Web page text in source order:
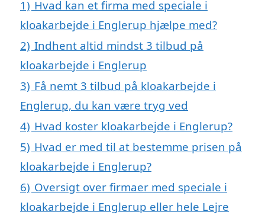
1) Hvad kan et firma med speciale i
kloakarbejde i Englerup hjælpe med?
2) Indhent altid mindst 3 tilbud på
kloakarbejde i Englerup
3) Få nemt 3 tilbud på kloakarbejde i
Englerup, du kan være tryg ved
4) Hvad koster kloakarbejde i Englerup?
5) Hvad er med til at bestemme prisen på
kloakarbejde i Englerup?
6) Oversigt over firmaer med speciale i
kloakarbejde i Englerup eller hele Lejre